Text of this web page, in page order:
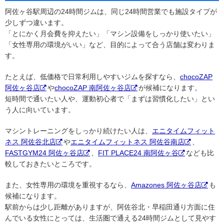
阿佐ヶ谷駅周辺の24時間ジムは、同じ24時間営業でも施設タイプが
少しずつ違います。
「とにかく月会費を抑えたい」「マシン設備をしっかり使いたい」
「女性専用の環境がいい」など、目的によって合う店舗は変わりま
す。
たとえば、低価格で日常利用しやすいジムを探すなら、 chocoZAP
阿佐ヶ谷店
やchocoZAP 南阿佐ヶ谷店
が候補になります。
短時間で通いたい人や、運動初心者で「まずは習慣化したい」とい
う人に向いています。
マシントレーニングをしっかり続けたい人は、 エニタイムフィット
ネス 阿佐谷北店
やエニタイムフィットネス 阿佐谷南店
FASTGYM24 阿佐ヶ谷店
FIT PLACE24 南阿佐ヶ谷
なども比
較しておきたいところです。
また、女性専用の環境を重視するなら、 Amazones 阿佐ヶ谷店
も
候補になります。
駅前からは少し距離がありますが、阿佐谷北・早稲田通り方面に住
んでいる女性にとっては、生活圏で通える24時間ジムとして見やす